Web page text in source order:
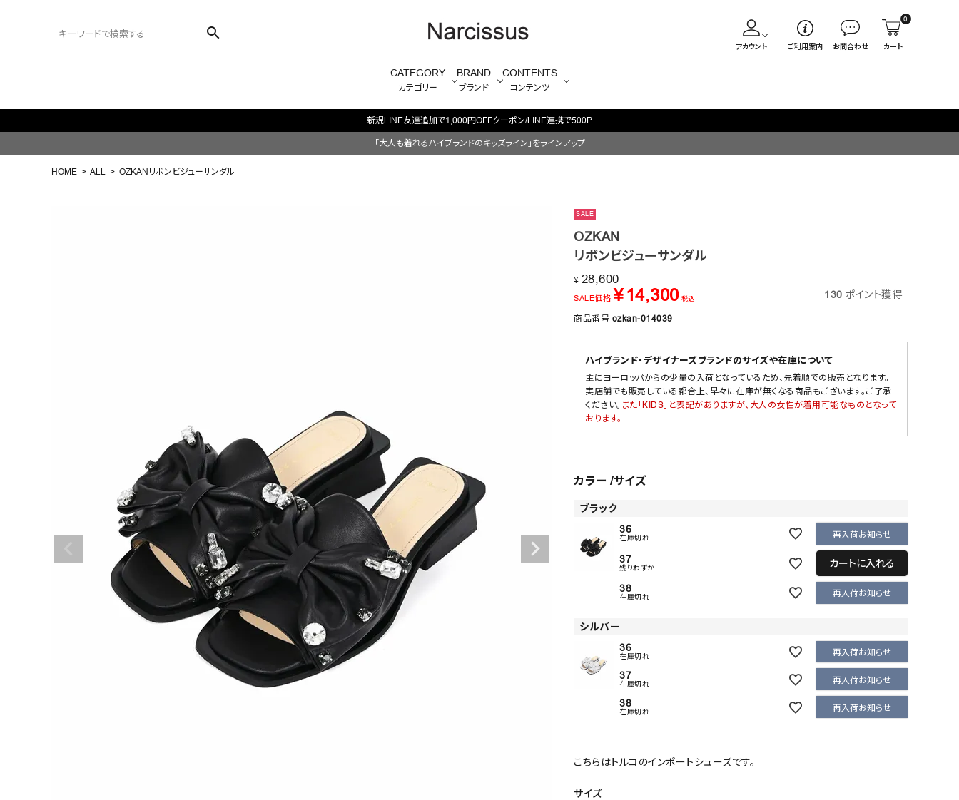
search
アカウント ご利用案内 お問合わせ
0
カート
CATEGORY
カテゴリー
BRAND
ブランド
CONTENTS
コンテンツ
新規LINE友達追加で1,000円OFFクーポン/LINE連携で500P
「大人も着れるハイブランドのキッズライン」をラインアップ
HOME ALL OZKANリボンビジューサンダル
SALE
OZKAN
リボンビジューサンダル
¥ 28,600
SALE価格 ¥ 14,300 税込 130 ポイント獲得
商品番号 ozkan-014039
ハイブランド・デザイナーズブランドのサイズや在庫について
主にヨーロッパからの少量の入荷となっているため、先着順での販売となります。
実店舗でも販売している都合上、早々に在庫が無くなる商品もございます。ご了承
ください。 また「KIDS」と表記がありますが、大人の女性が着用可能なものとなって
おります。
カラー サイズ
ブラック
36
在庫切れ 再入荷お知らせ
37
残りわずか カートに入れる
38
在庫切れ 再入荷お知らせ
シルバー
36
在庫切れ 再入荷お知らせ
37
在庫切れ 再入荷お知らせ
38
在庫切れ 再入荷お知らせ
こちらはトルコのインポートシューズです。
サイズ